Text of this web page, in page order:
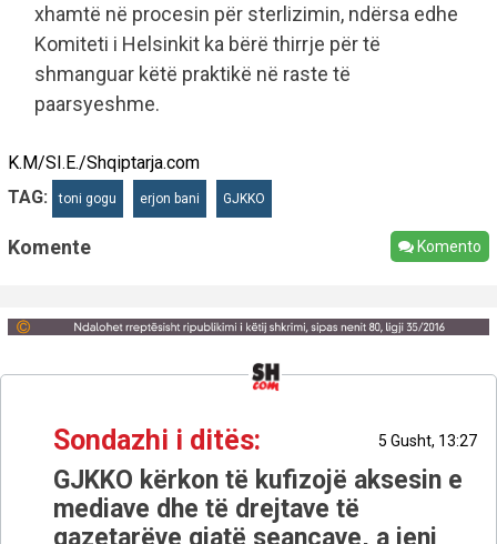
xhamtë në procesin për sterlizimin, ndërsa edhe
Komiteti i Helsinkit ka bërë thirrje për të
shmanguar këtë praktikë në raste të
paarsyeshme.
K.M/SI.E./Shqiptarja.com
TAG:
toni gogu erjon bani GJKKO
Komente Komento
Sondazhi i ditës: 5 Gusht, 13:27
GJKKO kërkon të kufizojë aksesin e
mediave dhe të drejtave të